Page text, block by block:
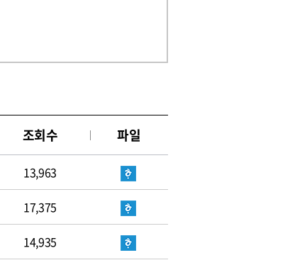
조회수 파일
13,963
17,375
14,935